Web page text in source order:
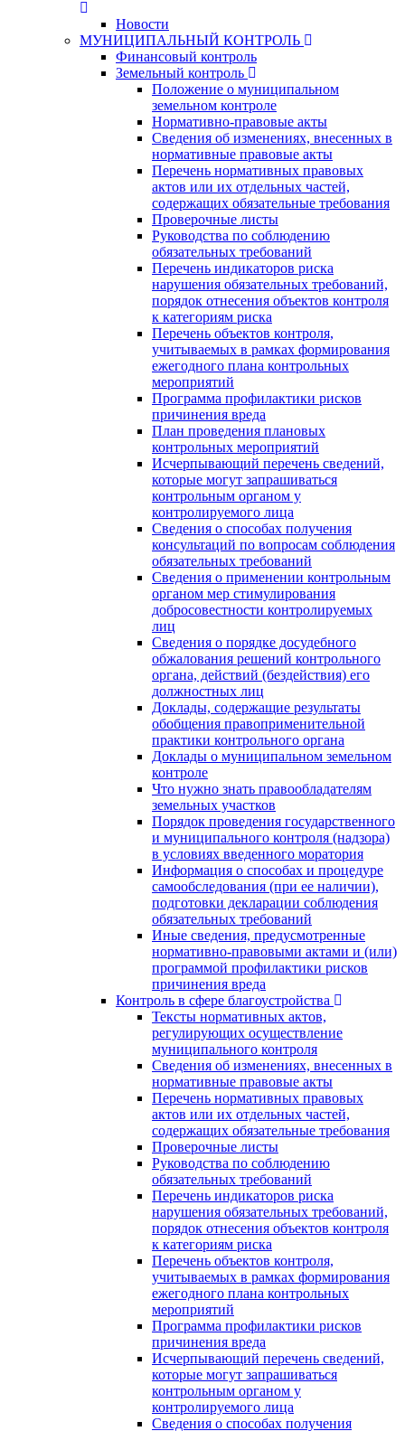
Новости
МУНИЦИПАЛЬНЫЙ КОНТРОЛЬ
Финансовый контроль
Земельный контроль
Положение о муниципальном
земельном контроле
Нормативно-правовые акты
Сведения об изменениях, внесенных в
нормативные правовые акты
Перечень нормативных правовых
актов или их отдельных частей,
содержащих обязательные требования
Проверочные листы
Руководства по соблюдению
обязательных требований
Перечень индикаторов риска
нарушения обязательных требований,
порядок отнесения объектов контроля
к категориям риска
Перечень объектов контроля,
учитываемых в рамках формирования
ежегодного плана контрольных
мероприятий
Программа профилактики рисков
причинения вреда
План проведения плановых
контрольных мероприятий
Исчерпывающий перечень сведений,
которые могут запрашиваться
контрольным органом у
контролируемого лица
Сведения о способах получения
консультаций по вопросам соблюдения
обязательных требований
Сведения о применении контрольным
органом мер стимулирования
добросовестности контролируемых
лиц
Сведения о порядке досудебного
обжалования решений контрольного
органа, действий (бездействия) его
должностных лиц
Доклады, содержащие результаты
обобщения правоприменительной
практики контрольного органа
Доклады о муниципальном земельном
контроле
Что нужно знать правообладателям
земельных участков
Порядок проведения государственного
и муниципального контроля (надзора)
в условиях введенного моратория
Информация о способах и процедуре
самообследования (при ее наличии),
подготовки декларации соблюдения
обязательных требований
Иные сведения, предусмотренные
нормативно-правовыми актами и (или)
программой профилактики рисков
причинения вреда
Контроль в сфере благоустройства
Тексты нормативных актов,
регулирующих осуществление
муниципального контроля
Сведения об изменениях, внесенных в
нормативные правовые акты
Перечень нормативных правовых
актов или их отдельных частей,
содержащих обязательные требования
Проверочные листы
Руководства по соблюдению
обязательных требований
Перечень индикаторов риска
нарушения обязательных требований,
порядок отнесения объектов контроля
к категориям риска
Перечень объектов контроля,
учитываемых в рамках формирования
ежегодного плана контрольных
мероприятий
Программа профилактики рисков
причинения вреда
Исчерпывающий перечень сведений,
которые могут запрашиваться
контрольным органом у
контролируемого лица
Сведения о способах получения